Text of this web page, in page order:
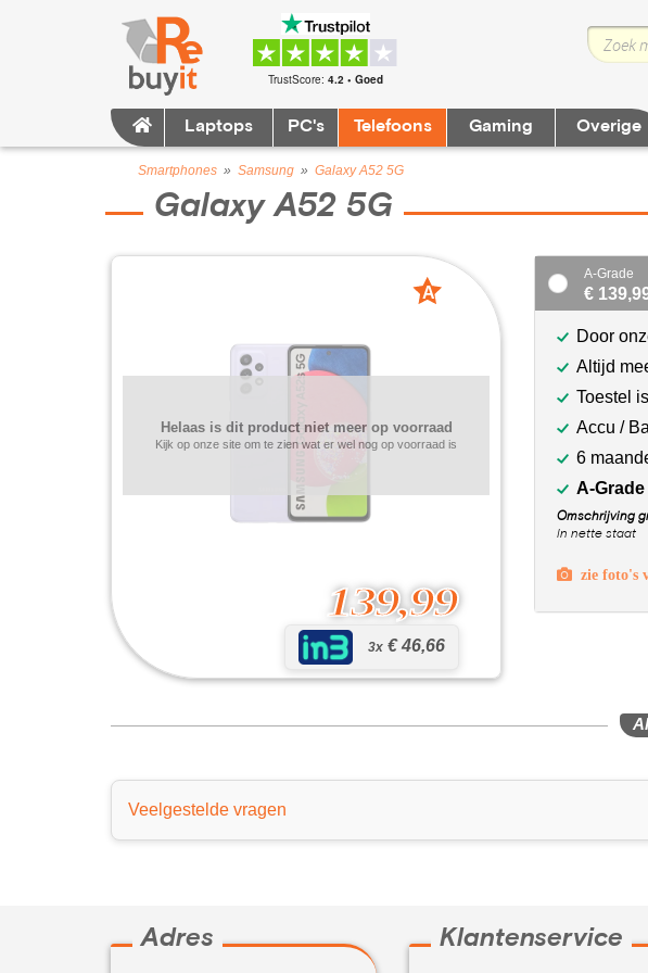
TrustScore: 4.2 • Goed
Laptops PC's Telefoons Gaming Overige
Smartphones » Samsung » Galaxy A52 5G
Galaxy A52 5G
139,99
3x € 46,66
Helaas is dit product niet meer op voorraad
Kijk op onze site om te zien wat er wel nog op voorraad is
A
A-Grade
€
Door
Altijd
Toestel
Accu /
6
A-Grade
Omschrijving
In nette staat
zie foto's
Veelgestelde vragen
Adres Klantenservice